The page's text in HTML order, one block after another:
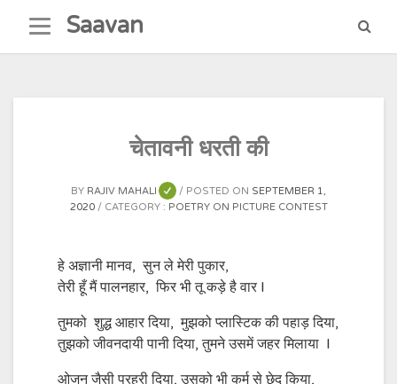
content
Saavan
चेतावनी धरती की
BY RAJIV MAHALI POSTED ON SEPTEMBER 1,
2020
CATEGORY : POETRY ON PICTURE CONTEST
हे अज्ञानी मानव, सुन ले मेरी पुकार,
तेरी हूँ मैं पालनहार, फिर भी तू कड़े है वार l
तुमको शुद्ध आहार दिया, मुझको प्लास्टिक की पहाड़ दिया,
तुझको जीवनदायी पानी दिया, तुमने उसमें जहर मिलाया l
ओजन जैसी प्रहरी दिया, उसको भी कर्म से छेद किया,